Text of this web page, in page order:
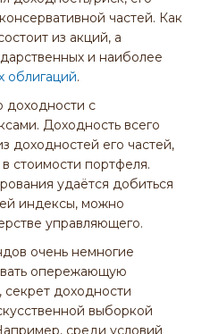
частей. Как
из акций, а
и наиболее
облигаций.
доходности с
Доходность всего
доходностей его частей,
стоимости портфеля.
удаётся добиться
индексы, можно
управляющего.
очень немногие
опережающую
секрет доходности
выборкой
среди условий